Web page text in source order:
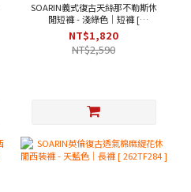
SOARIN義式復古天絲那不勒斯休
閒短褲 - 淺綠色｜短褲 [
262TF287 ]
NT$1,820
NT$2,590